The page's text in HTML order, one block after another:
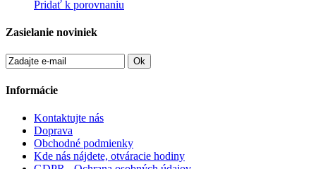
Pridať k porovnaniu
Zasielanie noviniek
Ok
Informácie
Kontaktujte nás
Doprava
Obchodné podmienky
Kde nás nájdete, otváracie hodiny